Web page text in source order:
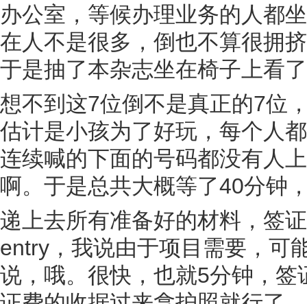
办公室，等候办理业务的人都
在人不是很多，倒也不算很拥
于是抽了本杂志坐在椅子上看
想不到这7位倒不是真正的7位
估计是小孩为了好玩，每个人
连续喊的下面的号码都没有人
啊。于是总共大概等了40分钟
递上去所有准备好的材料，签
entry，我说由于项目需要，可
说，哦。很快，也就5分钟，